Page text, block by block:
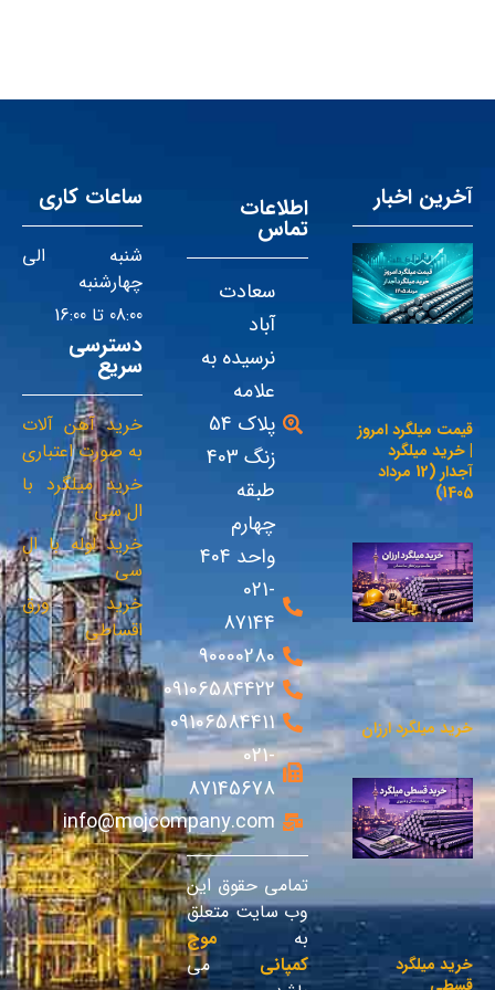
آخرین اخبار
قیمت میلگرد امروز
| خرید میلگرد
آجدار (12 مرداد
1405)
خرید میلگرد ارزان
خرید میلگرد
قسطی
اطلاعات
تماس
سعادت
آباد
نرسیده به
علامه
پلاک 54
زنگ 403
طبقه
چهارم
واحد 404
021-
87144
90000280
09106584422
09106584411
021-
87145678
info@mojcompany.com
تمامی حقوق این
وب سایت متعلق
به موج
کمپانیمی
ساعات کاری
شنبه الی
چهارشنبه
08:00 تا 16:00
دسترسی
سریع
خرید آهن آلات
به صورت اعتباری
خرید میلگرد با
ال سی
خرید لوله با ال
سی
خرید ورق
اقساطی